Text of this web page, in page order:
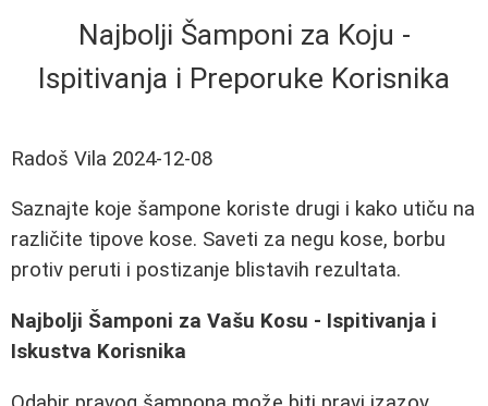
Najbolji Šamponi za Koju -
Ispitivanja i Preporuke Korisnika
Radoš Vila 2024-12-08
Saznajte koje šampone koriste drugi i kako utiču na
različite tipove kose. Saveti za negu kose, borbu
protiv peruti i postizanje blistavih rezultata.
Najbolji Šamponi za Vašu Kosu - Ispitivanja i
Iskustva Korisnika